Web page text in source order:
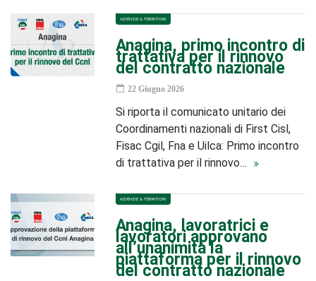
AZIENDE & TERRITORI
Anagina, primo incontro di
trattativa per il rinnovo
del contratto nazionale
22 Giugno 2026
Si riporta il comunicato unitario dei
Coordinamenti nazionali di First Cisl,
Fisac Cgil, Fna e Uilca: Primo incontro
di trattativa per il rinnovo…
AZIENDE & TERRITORI
Anagina, lavoratrici e
lavoratori approvano
all’unanimità la
piattaforma per il rinnovo
del contratto nazionale